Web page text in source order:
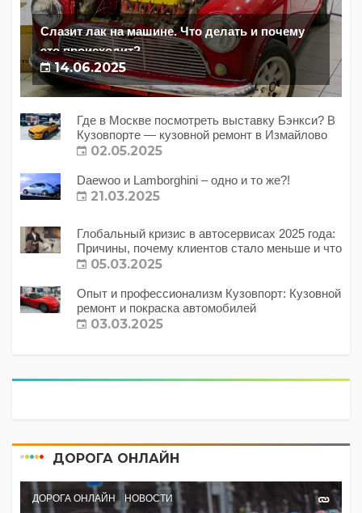
Слазит лак на машине. Что делать и почему
это происходит?
14.06.2025
Где в Москве посмотреть выставку Бэнкси? В
Кузовпорте — кузовной ремонт в Измайлово
02.05.2025
Daewoo и Lamborghini – одно и то же?!
21.03.2025
Глобальный кризис в автосервисах 2025 года:
Причины, почему клиентов стало меньше и что
с этим делать?
05.03.2025
Опыт и профессионализм Кузовпорт: Кузовной
ремонт и покраска автомобилей
03.03.2025
ДОРОГА ОНЛАЙН
ДОРОГА ОНЛАЙН НОВОСТИ